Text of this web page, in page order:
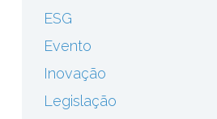
ESG
Evento
Inovação
Legislação